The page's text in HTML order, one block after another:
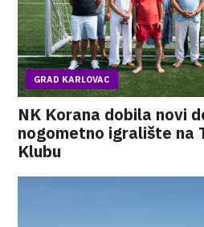
GRAD KARLOVAC
NK Korana dobila novi
nogometno igralište na
Klubu